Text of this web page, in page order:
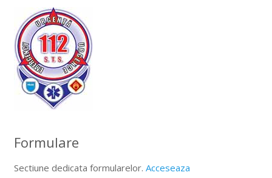
Formulare
Sectiune dedicata formularelor. Acceseaza